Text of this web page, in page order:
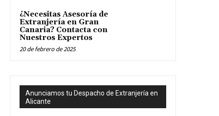
¿Necesitas Asesoría de
Extranjería en Gran
Canaria? Contacta con
Nuestros Expertos
20 de febrero de 2025
Anunciamos tu Despacho de Extranjería en
Alicante